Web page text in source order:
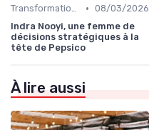
Transformation digitale de l’entreprise • 08/03/2026
Indra Nooyi, une femme de
décisions stratégiques à la
tête de Pepsico
À lire aussi